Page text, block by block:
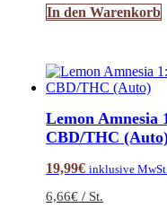
In den Warenkorb
Lemon Amnesia
CBD/THC
19,99€ inklusive
6,66€ / St.